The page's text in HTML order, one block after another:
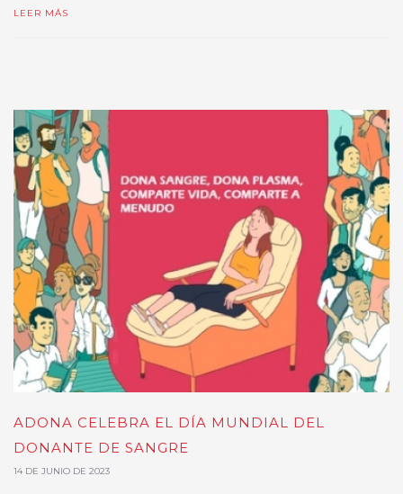
LEER MÁS
ADONA CELEBRA EL DÍA MUNDIAL DEL
DONANTE DE SANGRE
14 DE JUNIO DE 2023